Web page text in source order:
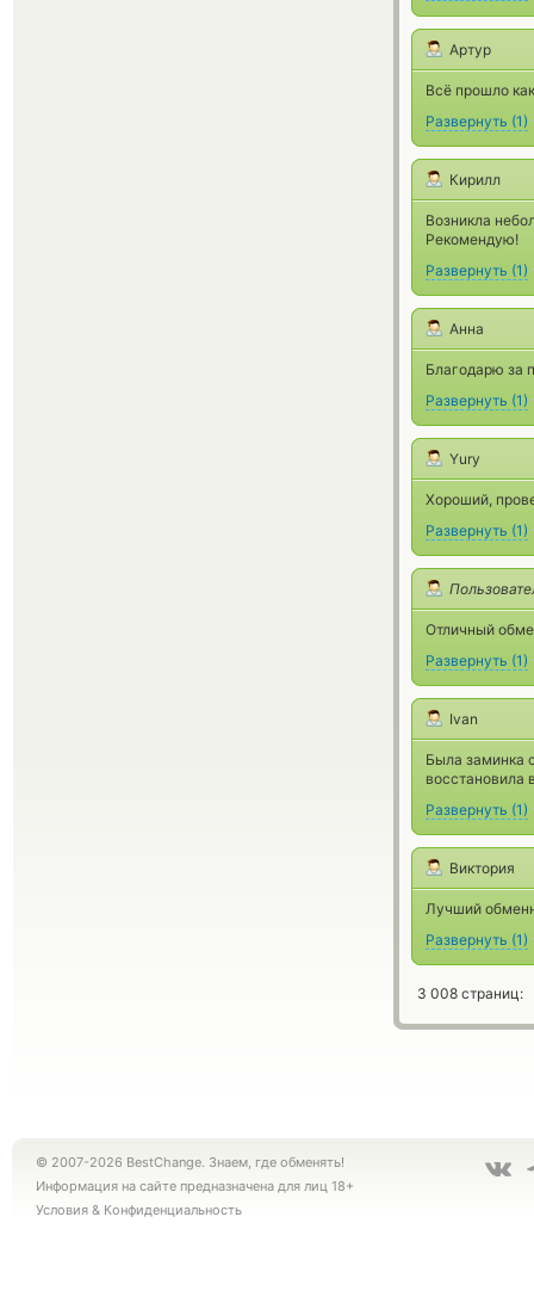
Артур
Всё прошло
Развернуть (1)
Кирилл
Возникла
Рекомендую!
Развернуть (1)
Анна
Благодарю за
Развернуть (1)
Yury
Хороший,
Развернуть (1)
Отличный
Развернуть (1)
Ivan
Была заминка
восстановила
Развернуть (1)
Виктория
Лучший
Развернуть (1)
3 008 страниц:
© 2007-2026 BestChange. Знаем, где обменять!
Информация на сайте предназначена для лиц 18+
Условия & Конфиденциальность